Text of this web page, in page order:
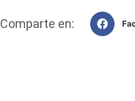
Comparte en: